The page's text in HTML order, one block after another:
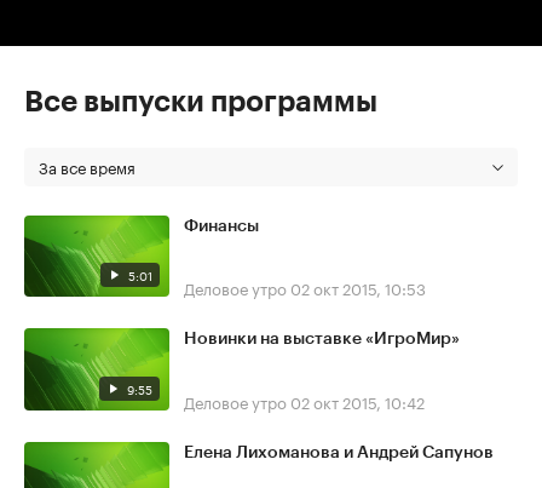
Все выпуски программы
За все время
5:01
Финансы
Деловое утро 02 окт 2015, 10:53
9:55
Новинки на выставке «ИгроМир»
Деловое утро 02 окт 2015, 10:42
Елена Лихоманова и Андрей Сапунов